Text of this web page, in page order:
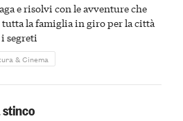
e risolvi con le avventure che
la famiglia in giro per la città
segreti
& Cinema